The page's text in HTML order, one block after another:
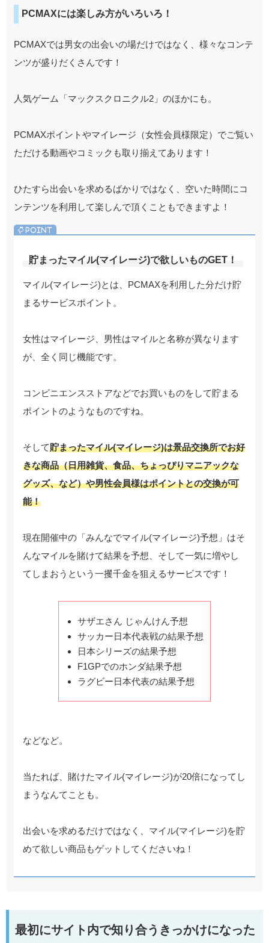
PCMAXには楽しみ方がいろいろ！
PCMAXでは男女の出会いの場だけではなく、様々なコンテ
ンツが盛りだくさんです！
人気ゲーム「マックスクロニクル2」のほかにも。
PCMAXポイントやマイレージ（女性会員様限定）でご覧い
ただける動画やコミックも取り揃えてあります！
ひたすら出会いを求めるばかりではなく、空いた時間にコ
ンテンツを利用して楽しんで頂くこともできますよ！
貯まったマイル(マイレージ)で欲しいものGET！
マイル(マイレージ)とは、PCMAXを利用した分だけ貯
まるサービスポイント。
女性はマイレージ、男性はマイルと名称が異なります
が、全く同じ機能です。
コンビニエンスストアなどでお買いものをして貯まる
ポイントのようなものですね。
そして貯まったマイル(マイレージ)は景品交換所でお好
きな商品（日用雑貨、食品、ちょっぴりマニアックな
グッズ、など）や男性会員様はポイントとの交換が可
能！
現在開催中の「みんなでマイル(マイレージ)予想」はそ
んなマイルを賭けて結果を予想、そして一気に増やし
てしまおうという一攫千金を狙えるサービスです！
サザエさん じゃんけん予想
サッカー日本代表戦の結果予想
日本シリーズの結果予想
F1GPでのホンダ結果予想
ラグビー日本代表の結果予想
などなど。
当たれば、賭けたマイル(マイレージ)が20倍になってし
まうなんてことも。
出会いを求めるだけではなく、マイル(マイレージ)を貯
めて欲しい商品もゲットしてくださいね！
最初にサイト内で知り合うきっかけになった